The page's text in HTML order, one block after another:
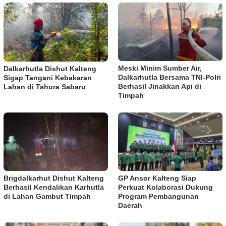
Dalkarhutla Dishut Kalteng
Sigap Tangani Kebakaran
Lahan di Tahura Sabaru
Meski Minim Sumber Air,
Dalkarhutla Bersama TNI-Polri
Berhasil Jinakkan Api di
Timpah
Brigdalkarhut Dishut Kalteng
Berhasil Kendalikan Karhutla
di Lahan Gambut Timpah
GP Ansor Kalteng Siap
Perkuat Kolaborasi Dukung
Program Pembangunan
Daerah